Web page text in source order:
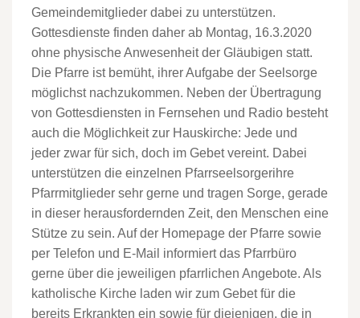
Gemeindemitglieder dabei zu unterstützen.
Gottesdienste finden daher ab Montag, 16.3.2020
ohne physische Anwesenheit der Gläubigen statt.
Die Pfarre ist bemüht, ihrer Aufgabe der Seelsorge
möglichst nachzukommen. Neben der Übertragung
von Gottesdiensten in Fernsehen und Radio besteht
auch die Möglichkeit zur Hauskirche: Jede und
jeder zwar für sich, doch im Gebet vereint. Dabei
unterstützen die einzelnen Pfarrseelsorgerihre
Pfarrmitglieder sehr gerne und tragen Sorge, gerade
in dieser herausfordernden Zeit, den Menschen eine
Stütze zu sein. Auf der Homepage der Pfarre sowie
per Telefon und E-Mail informiert das Pfarrbüro
gerne über die jeweiligen pfarrlichen Angebote. Als
katho lische Kirche laden wir zum Gebet für die
bereits Erkrankten ein sowie für diejenigen, die in